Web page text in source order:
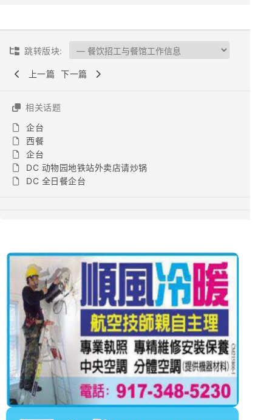
跳转版块:
上一篇 下一篇
相关话题
企台
西餐
企台
DC 动物园地铁站外卖店请炒锅
DC 全日餐企台